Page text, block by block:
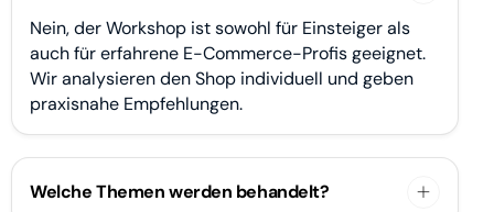
Nein, der Workshop ist sowohl für Einsteiger als
auch für erfahrene E-Commerce-Profis geeignet.
Wir analysieren den Shop individuell und geben
praxisnahe Empfehlungen.
Welche Themen werden behandelt?